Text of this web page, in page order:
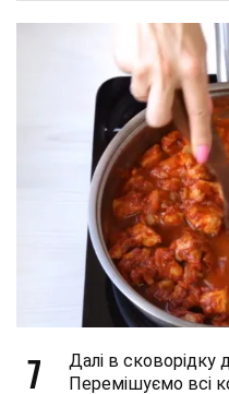
7
Далі в сковорідку
Перемішуємо всі